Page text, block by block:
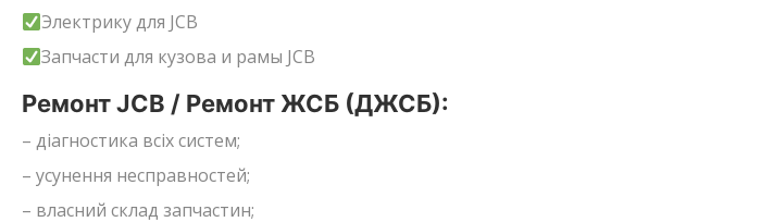
Электрику для JCB
Запчасти для кузова и рамы JCB
Ремонт JCB / Ремонт ЖСБ (ДЖСБ):
– діагностика всіх систем;
– усунення несправностей;
– власний склад запчастин;